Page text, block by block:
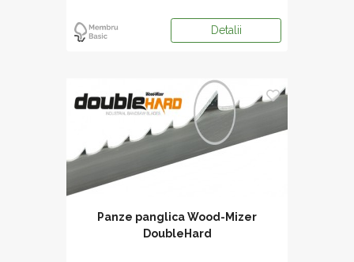
Detalii
Panze panglica Wood-Mizer
DoubleHard